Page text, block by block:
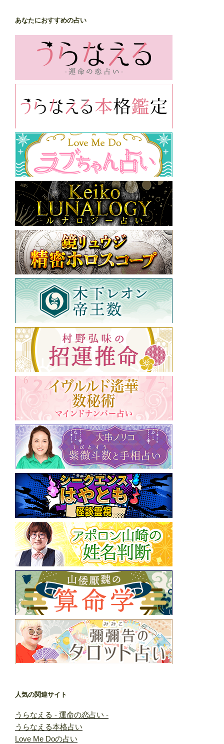
あなたにおすすめの占い
人気の関連サイト
うらなえる - 運命の恋占い -
うらなえる本格占い
Love Me Doの占い